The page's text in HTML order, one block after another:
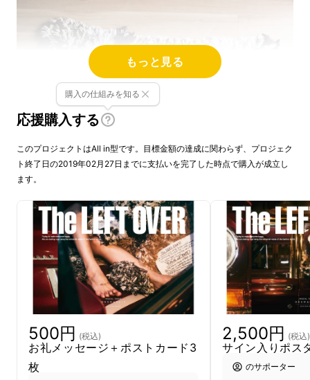
創業128年の伝統を誇る渡六毛織工場にご協力
いただき、生地の端材をラグの素材として使
用。
私たちが着ている服の生地は肉が端を切り取っ
て成形されるのと同じように、余分な部分は
カットされています。
もっと見る
応援購入する
購入の仕組みを知る
このプロジェクトはAll in型です。目標金額の達成に関わらず、プロジェク
ト終了日の2019年02月27日までに支払いを完了した時点で購入が成立し
ます。
500円 (税込)
お礼メッセージ＋ポストカード3
枚
2,500円 (税込)
サイン入りポス
のサポーター